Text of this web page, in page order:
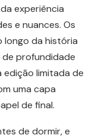
experiência
e nuances. Os
longo da história
de profundidade
edição limitada de
uma capa
de final.
de dormir, e